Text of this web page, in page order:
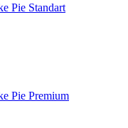
Pie Standart
Pie Premium